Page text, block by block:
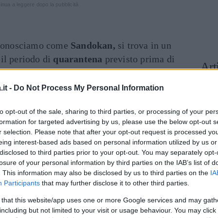
- Do Not Process My Personal Information
opt-out of the sale, sharing to third parties, or processing of your
for targeted advertising by us, please use the below opt-out
selection. Please note that after your opt-out request is processed
interest-based ads based on personal information utilized by us
to third parties prior to your opt-out. You may separately
of your personal information by third parties on the IAB’s list of
This information may also be disclosed by us to third parties on the
Participants that may further disclose it to other third parties.
that this website/app uses one or more Google services and may
but not limited to your visit or usage behaviour. You may
come Sandokan, si trova in un
periodo di quarantena previsto prima di
rossa. Il suoingressoavverrà solamente
2022. Per ora fan e curiosi si sono dovuti
dall’India – spiega Alfonso
prevista una quarantena più lunga delle
“È necessario, ma penso a questo
per la vera quarantena che mi aspetta
segretoa due concorrenti, che dovranno